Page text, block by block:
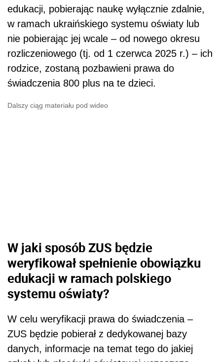
edukacji, pobierając naukę wyłącznie zdalnie,
w ramach ukraińskiego systemu oświaty lub
nie pobierając jej wcale – od nowego okresu
rozliczeniowego (tj. od 1 czerwca 2025 r.) – ich
rodzice, zostaną pozbawieni prawa do
świadczenia 800 plus na te dzieci.
Dalszy ciąg materiału pod wideo
W jaki sposób ZUS będzie
weryfikował spełnienie obowiązku
edukacji w ramach polskiego
systemu oświaty?
W celu weryfikacji prawa do świadczenia –
ZUS będzie pobierał z dedykowanej bazy
danych, informacje na temat tego do jakiej